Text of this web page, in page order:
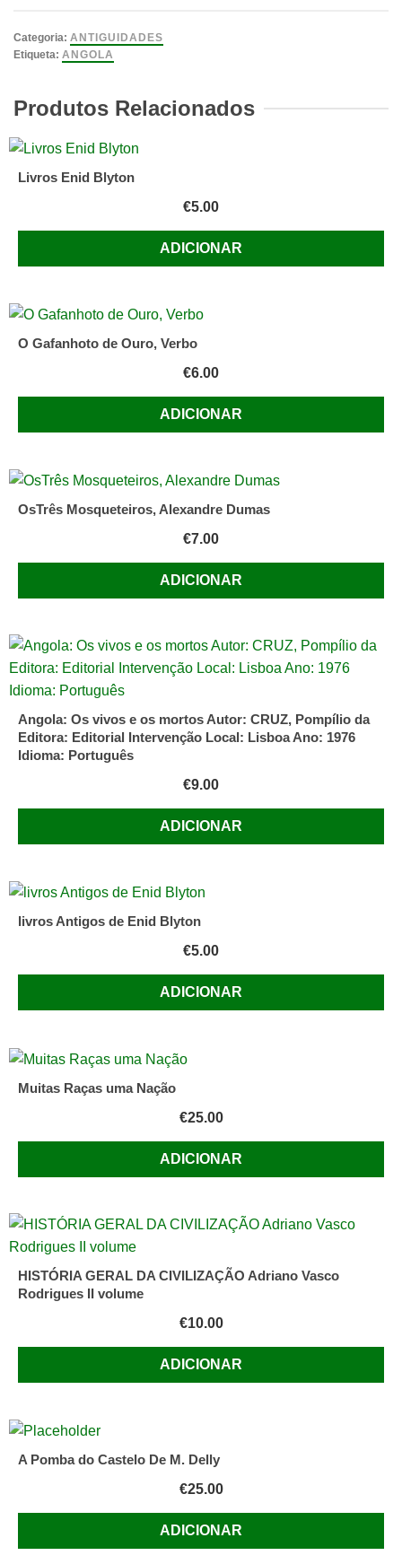
Portos
e
1966.
Categoria: ANTIGUIDADES
Etiqueta: ANGOLA
Produtos Relacionados
Livros Enid Blyton
€5.00
ADICIONAR
O Gafanhoto de Ouro, Verbo
€6.00
ADICIONAR
OsTrês Mosqueteiros, Alexandre Dumas
€7.00
ADICIONAR
Angola: Os vivos e os mortos Autor: CRUZ, Pompílio da
Editora: Editorial Intervenção Local: Lisboa Ano: 1976
Idioma: Português
€9.00
ADICIONAR
livros Antigos de Enid Blyton
€5.00
ADICIONAR
Muitas Raças uma Nação
€25.00
ADICIONAR
HISTÓRIA GERAL DA CIVILIZAÇÃO Adriano Vasco
Rodrigues II volume
€10.00
ADICIONAR
A Pomba do Castelo De M. Delly
€25.00
ADICIONAR